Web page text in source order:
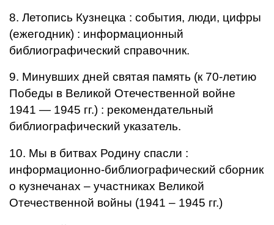
8. Летопись Кузнецка : события, люди, цифры
(ежегодник) : информационный
библиографический справочник.
9. Минувших дней святая память (к 70-летию
Победы в Великой Отечественной войне
1941 — 1945 гг.) : рекомендательный
библиографический указатель.
10. Мы в битвах Родину спасли :
информационно-библиографический сборник
о кузнечанах – участниках Великой
Отечественной войны (1941 – 1945 гг.)